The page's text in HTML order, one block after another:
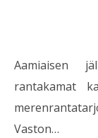
Aamiaisen jälkeen aurinkovoiteet pintaan ja
rantakamat
Vaston…